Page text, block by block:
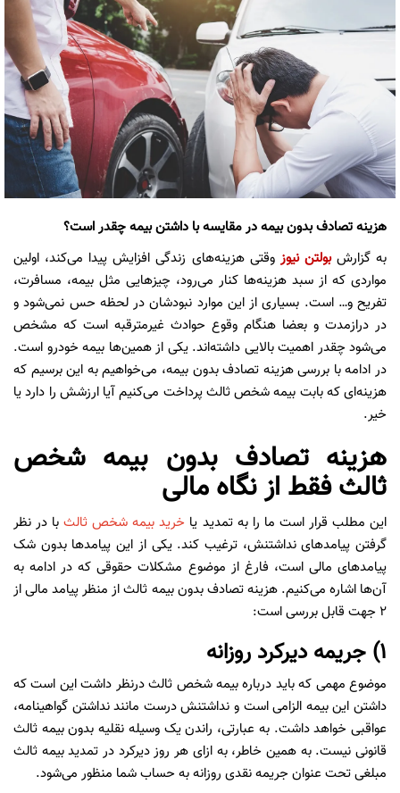
هزینه تصادف بدون بیمه در مقایسه با داشتن بیمه چقدر است؟
به گزارشبولتن نیوز وقتی هزینه‌های زندگی افزایش پیدا می‌کند، اولین
مواردی که از سبد هزینه‌ها کنار می‌رود، چیزهایی مثل بیمه، مسافرت،
تفریح و… است. بسیاری از این موارد نبودشان در لحظه حس نمی‌شود و
در درازمدت و بعضا هنگام وقوع حوادث غیرمترقبه است که مشخص
می‌شود چقدر اهمیت بالایی داشته‌اند. یکی از همین‌ها بیمه خودرو است.
در ادامه با بررسی هزینه تصادف بدون بیمه، می‌خواهیم به این برسیم که
هزینه‌ای که بابت بیمه شخص ثالث پرداخت می‌کنیم آیا ارزشش را دارد یا
خیر.
هزینه تصادف بدون بیمه شخص
ثالث فقط از نگاه مالی
این مطلب قرار است ما را به تمدید یا خرید بیمه شخص ثالثبا در نظر
گرفتن پیامدهای نداشتنش، ترغیب کند. یکی از این پیامدها بدون شک
پیامدهای مالی است، فارغ از موضوع مشکلات حقوقی که در ادامه به
آن‌ها اشاره می‌کنیم. هزینه تصادف بدون بیمه ثالث از منظر پیامد مالی از
۲ جهت قابل بررسی است:
۱) جریمه دیرکرد روزانه
موضوع مهمی که باید درباره بیمه شخص ثالث درنظر داشت این است که
داشتن این بیمه الزامی است و نداشتنش درست مانند نداشتن گواهینامه،
عواقبی خواهد داشت. به عبارتی، راندن یک وسیله نقلیه بدون بیمه ثالث
قانونی نیست. به همین خاطر، به ازای هر روز دیرکرد در تمدید بیمه ثالث
مبلغی تحت عنوان جریمه نقدی روزانه به حساب شما منظور می‌شود.